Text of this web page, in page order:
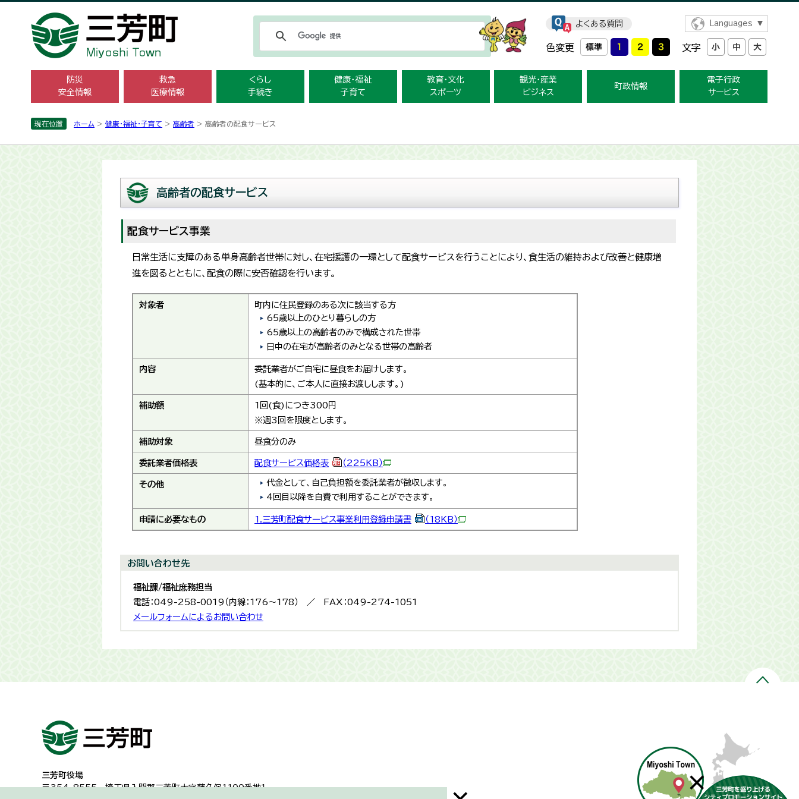
よくある質問 Languages
色変更 文字
防災
安全情報
救急
医療情報
くらし
手続き
健康・福祉
子育て
教育・文化
スポーツ
観光・産業
ビジネス
町政情報
電子行政
サービス
現在位置 ホーム > 健康・福祉・子育て > 高齢者 > 高齢者の配食サービス
高齢者の配食サービス
配食サービス事業
日常生活に支障のある単身高齢者世帯に対し、在宅援護の一環として配食サービスを行うことにより、食生活の維持および改善と健康増
進を図るとともに、配食の際に安否確認を行います。
対象者
町内に住民登録のある次に該当する方
65歳以上のひとり暮らしの方
65歳以上の高齢者のみで構成された世帯
日中の在宅が高齢者のみとなる世帯の高齢者
内容
委託業者がご自宅に昼食をお届けします。
(基本的に、ご本人に直接お渡しします。)
補助額
1回(食)につき300円
※週3回を限度とします。
補助対象 昼食分のみ
委託業者価格表 配食サービス価格表 （225KB）
その他
代金として、自己負担額を委託業者が徴収します。
4回目以降を自費で利用することができます。
申請に必要なもの 1.三芳町配食サービス事業利用登録申請書 （18KB）
お問い合わせ先
福祉課/福祉庶務担当
電話：049-258-0019（内線：176～178） ／ FAX：049-274-1051
メールフォームによるお問い合わせ
三芳町役場
〒354-8555埼玉県入間郡三芳町大字藤久保1100番地１